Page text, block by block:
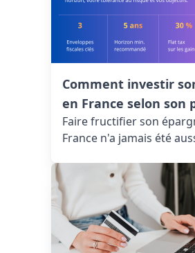
Comment investir
en France selon son
Faire fructifier son
France n'a jamais été